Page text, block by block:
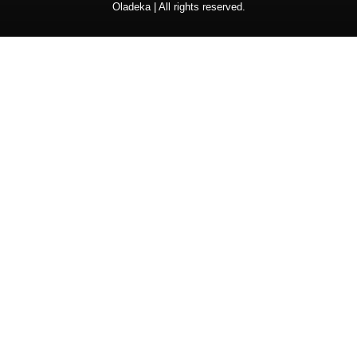
Oladeka | All rights reserved.